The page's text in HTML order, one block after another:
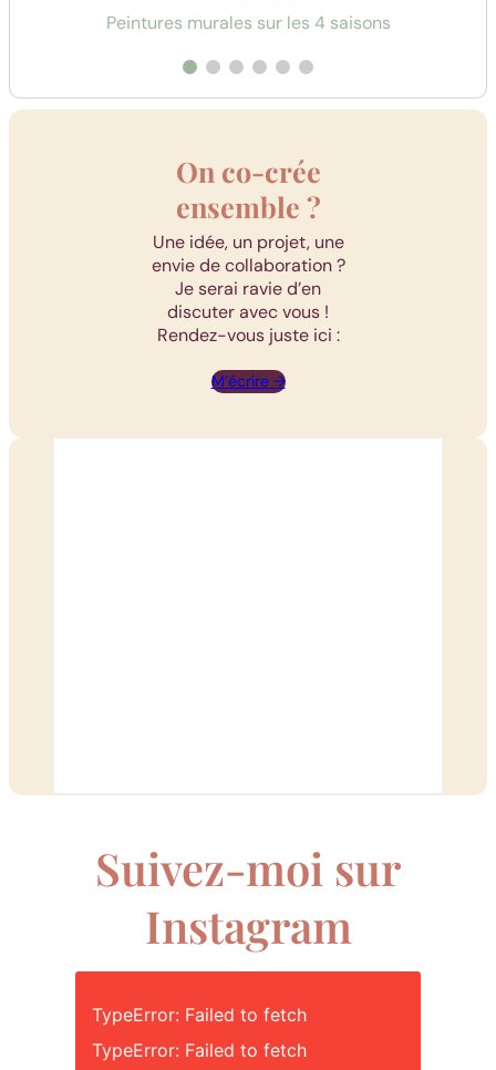
Peintures murales sur les 4 saisons
On co-crée
ensemble ?
Une idée, un projet, une
envie de collaboration ?
Je serai ravie d’en
discuter avec vous !
Rendez-vous juste ici :
M’écrire →
Suivez-moi sur
Instagram
TypeError: Failed to fetch
TypeError: Failed to fetch